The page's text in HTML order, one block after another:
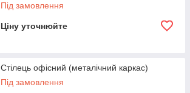
Під замовлення
Ціну уточнюйте
Стілець офісний (металічний каркас)
Під замовлення